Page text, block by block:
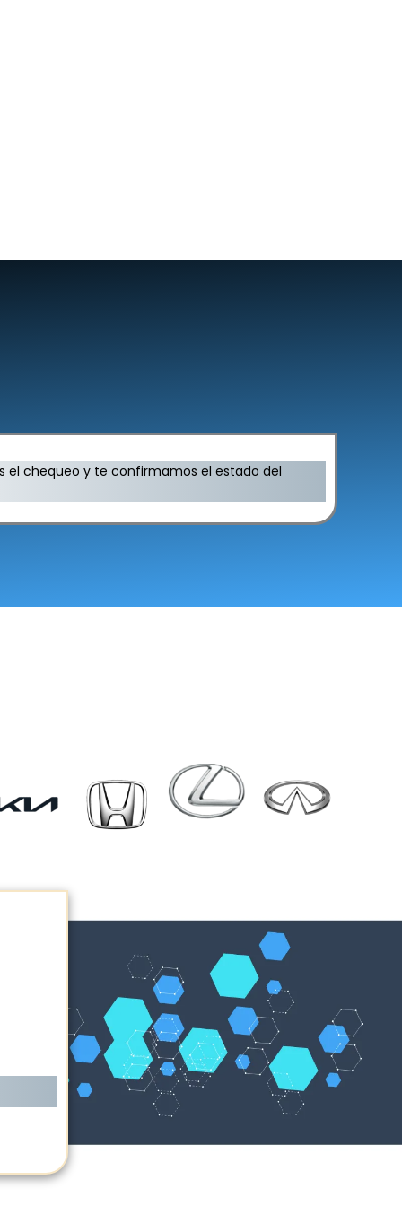
el chequeo y te confirmamos el estado del